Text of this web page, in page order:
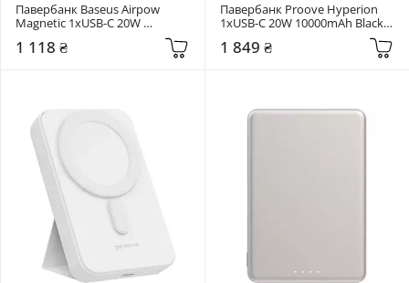
Павербанк Baseus Airpow
Magnetic 1xUSB-C 20W
6000mAh White (P10022807213-
00)
1 118 ₴
Павербанк Proove Hyperion
1xUSB-C 20W 10000mAh Black
1 849 ₴